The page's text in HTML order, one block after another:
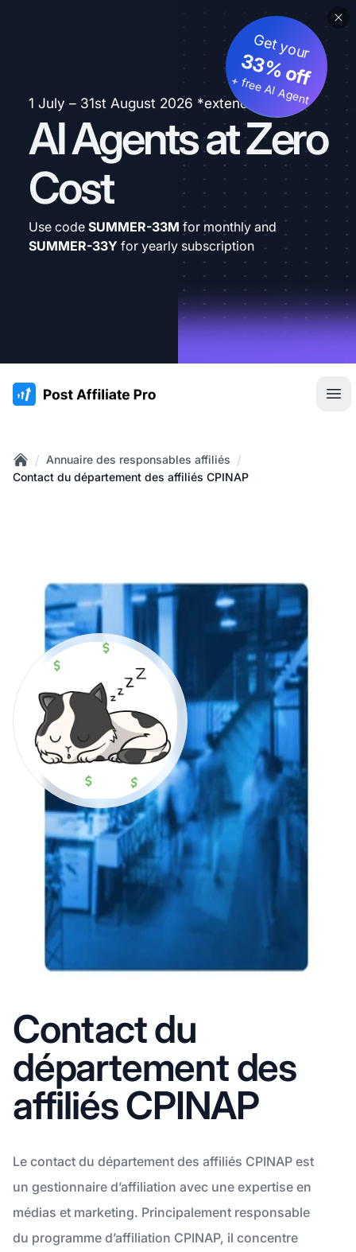
1 July – 31st August 2026 *extended
AI Agents at Zero
Cost
Get your
33% off
+ free AI Agent
Use code SUMMER-33M for monthly and
SUMMER-33Y for yearly subscription
:site.title
Home
/ Annuaire des responsables affiliés /
Contact du département des affiliés CPINAP
Contact du
département des
affiliés CPINAP
Le contact du département des affiliés CPINAP est
un gestionnaire d’affiliation avec une expertise en
médias et marketing. Principalement responsable
du programme d’affiliation CPINAP, il concentre